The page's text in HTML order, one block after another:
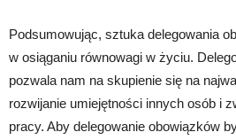
Podsumowując, sztuka delegowania
w osiąganiu równowagi w życiu.
pozwala nam na skupienie się na
rozwijanie umiejętności innych osób i
pracy. Aby delegowanie obowiązków